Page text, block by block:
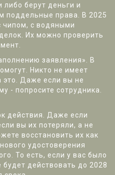
берут деньги и
поддельные права. В 2025
чипом, с водяными
Их можно проверить
заявления». В
Никто не имеет
это. Даже если вы не
- попросите сотрудника.
действия. Даже если
вы их потеряли, а не
восстановить их как
удостоверения
То есть, если у вас было
действовать до 2028